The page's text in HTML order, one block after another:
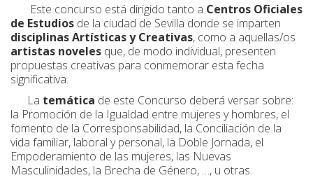
Este concurso está dirigido tanto a Centros Oficiales
de Estudios de la ciudad de Sevilla donde se imparten
disciplinas Artísticas y Creativas, como a aquellas/os
artistas noveles que, de modo individual, presenten
propuestas creativas para conmemorar esta fecha
significativa.
La temática de este Concurso deberá versar sobre:
la Promoción de la Igualdad entre mujeres y hombres, el
fomento de la Corresponsabilidad, la Conciliación de la
vida familiar, laboral y personal, la Doble Jornada, el
Empoderamiento de las mujeres, las Nuevas
Masculinidades, la Brecha de Género, …, u otras